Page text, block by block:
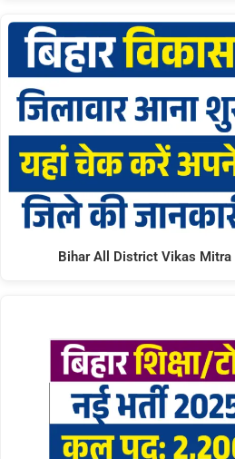
Bihar All District Vikas